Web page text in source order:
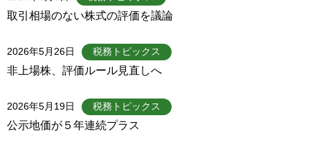
取引相場のない株式の評価を議論
2026年5月26日 税務トピックス
非上場株、評価ルール見直しへ
2026年5月19日 税務トピックス
公示地価が５年連続プラス